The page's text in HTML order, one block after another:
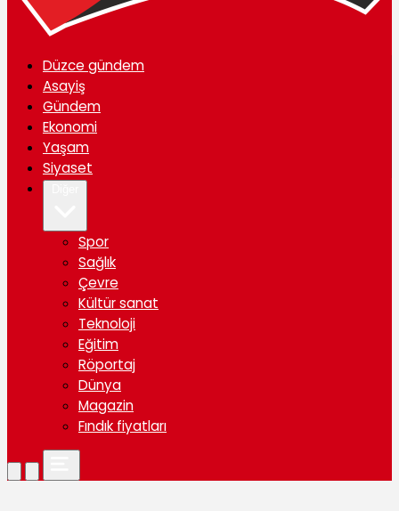
Düzce gündem
Asayiş
Gündem
Ekonomi
Yaşam
Siyaset
Spor
Sağlık
Çevre
Kültür sanat
Teknoloji
Eğitim
Röportaj
Dünya
Magazin
Fındık fiyatları